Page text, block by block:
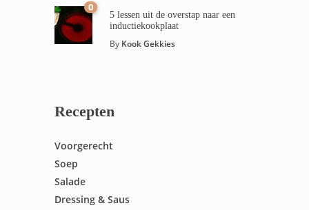
0
5 lessen uit de overstap naar een
inductiekookplaat
By Kook Gekkies
Recepten
Voorgerecht
Soep
Salade
Dressing & Saus